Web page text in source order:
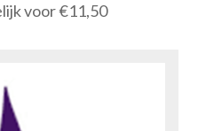
voor €11,50